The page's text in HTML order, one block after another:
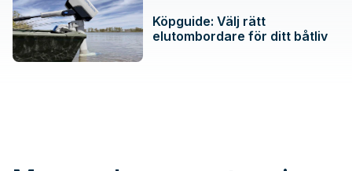
Köpguide: Välj rätt
elutombordare för ditt båtliv